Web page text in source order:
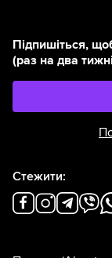
Підпишіться,
(раз на два
Стежити: